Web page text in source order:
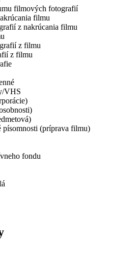
filmových fotografií
filmu
z nakrúcania filmu
z filmu
z filmu
VHS
písomnosti (príprava filmu)
fondu